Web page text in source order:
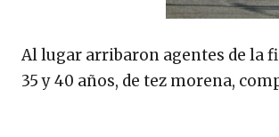
Al lugar arribaron agentes de la
35 y 40 años, de tez morena,